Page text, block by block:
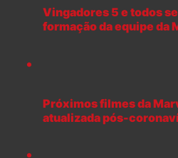
Vingadores 5 e todos
formação da equipe da
Próximos filmes da
atualizada pós-